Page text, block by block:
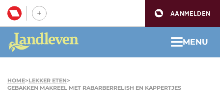
AANMELDEN
MENU
HOME>LEKKER ETEN>
GEBAKKEN MAKREEL MET RABARBERRELISH EN KAPPERTJES